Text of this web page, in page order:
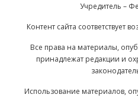
Учредитель –
Контент сайта соответствует
Все права на материалы,
принадлежат редакции и
Использование материалов,